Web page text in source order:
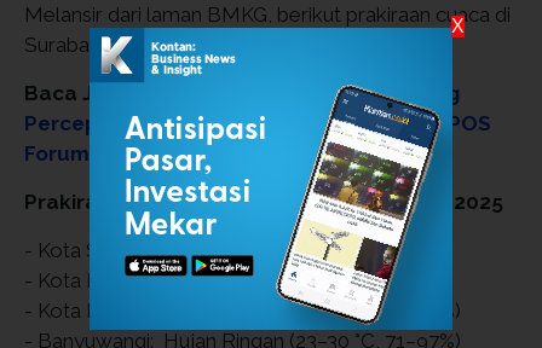
Melansir dari laman BMKG, berikut prakiraan cuaca di
Surabaya dan Jawa Timur:
Baca Juga:
Gapki Sumut dan BPDP Dorong
Percepatan Peremajaan Sawit Rakyat di IPOS
Forum 2025
Prakiraan Cuaca Jawa Timur 4 November 2025
- Kota Surabaya: Ringan (25–32 °C, 64–96%)
- Kota Batu: Hujan Ringan (17–22 °C, 74–99%)
- Kota Malang: Hujan Ringan (21–27 °C, 71–96%)
- Banyuwangi: Hujan Ringan (23–30 °C, 71–97%)
X